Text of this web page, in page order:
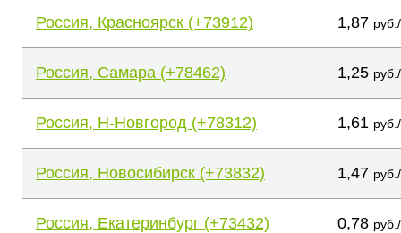
Россия, Красноярск (+73912) 1,87
Россия, Самара (+78462) 1,25
Россия, Н-Новгород (+78312) 1,61
Россия, Новосибирск (+73832) 1,47
Россия, Екатеринбург (+73432) 0,78